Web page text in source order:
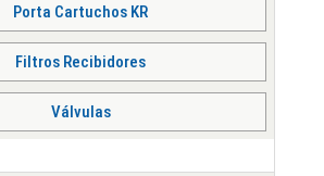
Porta Cartuchos KR
Filtros Recibidores
Válvulas